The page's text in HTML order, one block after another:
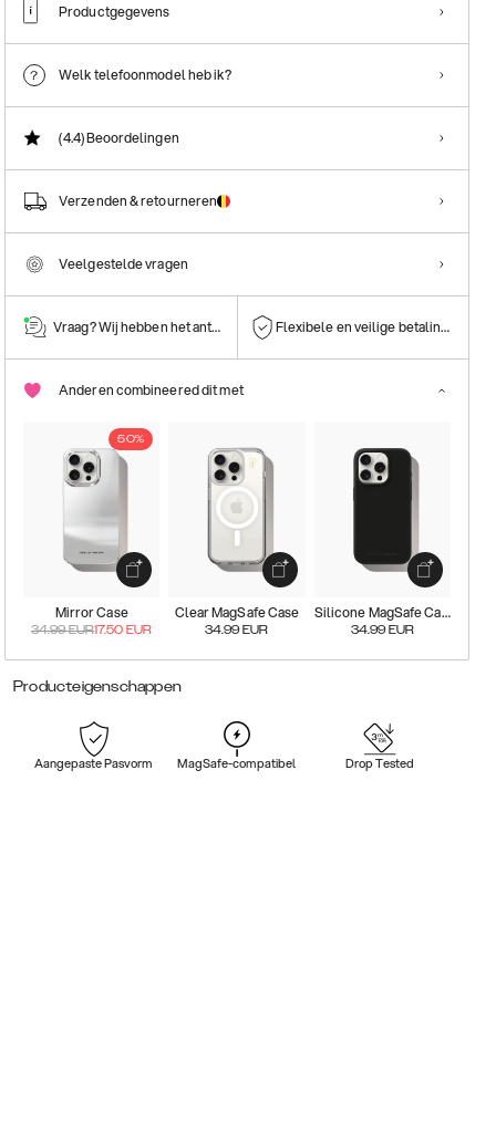
Productgegevens
Welk telefoonmodel heb ik?
(4.4)Beoordelingen
Verzenden & retourneren
Veelgestelde vragen
Vraag? Wij hebben het antwoord! Flexibele en veilige betalingen
Anderen combineered dit met
50%
Mirror Case
34.99EUR17.50 EUR
Clear MagSafe Case
34.99 EUR
Silicone MagSafe Case
34.99 EUR
Producteigenschappen
Aangepaste Pasvorm MagSafe-compatibel Drop Tested